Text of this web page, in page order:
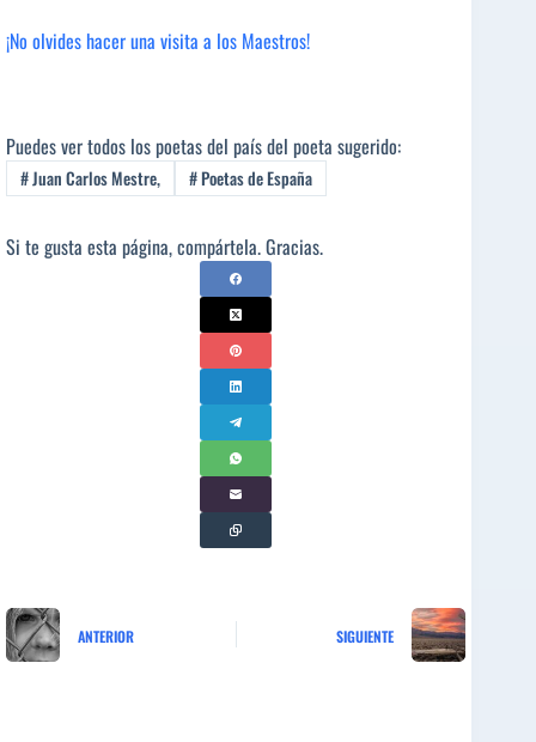
¡No olvides hacer una visita a los Maestros!
Puedes ver todos los poetas del país del poeta sugerido:
#Juan Carlos Mestre, #Poetas de España
Si te gusta esta página, compártela. Gracias.
ANTERIOR SIGUIENTE